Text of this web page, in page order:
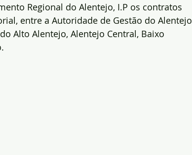
Regional do Alentejo, I.P os contratos
entre a Autoridade de Gestão do Alentejo
Alto Alentejo, Alentejo Central, Baixo